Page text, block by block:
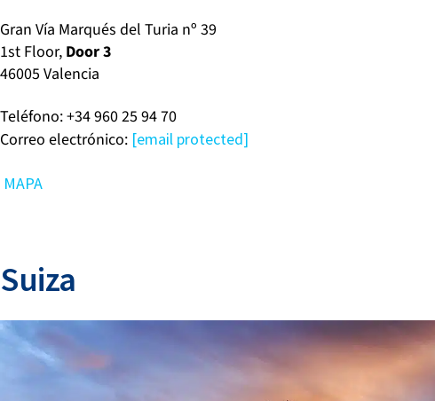
Gran Vía Marqués del Turia nº 39
1st Floor, Door 3
46005 Valencia
Teléfono: +34 960 25 94 70
Correo electrónico: [email protected]
MAPA
Suiza